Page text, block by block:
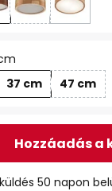
37 cm 47 cm
Hozzáadás a
50 napon